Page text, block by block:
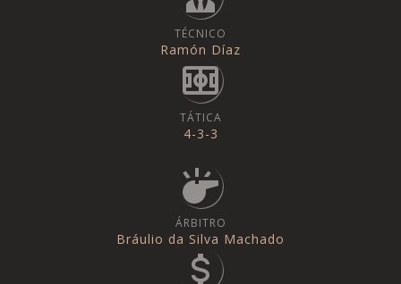
TÉCNICO
Ramón Díaz
TÁTICA
4-3-3
ÁRBITRO
Bráulio da Silva Machado